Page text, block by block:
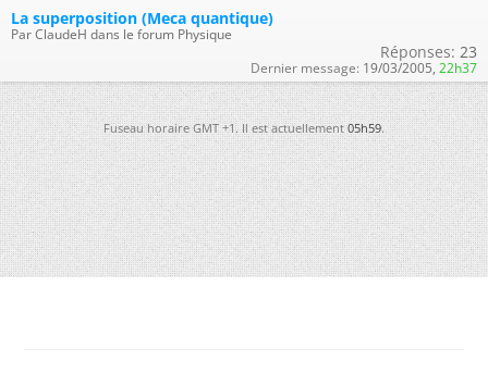
La superposition (Meca quantique)
Par ClaudeH dans le forum Physique
Réponses: 23
Dernier message: 19/03/2005, 22h37
Fuseau horaire GMT +1. Il est actuellement05h59.